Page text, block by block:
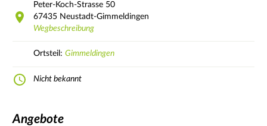
Peter-Koch-Strasse 50
67435 Neustadt-Gimmeldingen
Wegbeschreibung
Ortsteil: Gimmeldingen
Nicht bekannt
Angebote